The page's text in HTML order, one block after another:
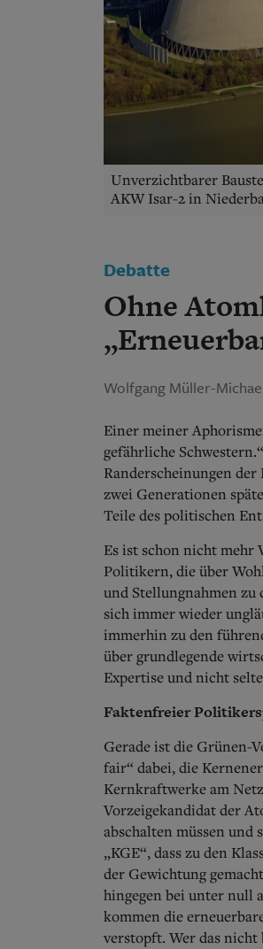
Unverzichtbarer
AKW Isar-2 in
Debatte
Ohne
Wolfgang Müller-
Einer meiner
gefährliche
Randerscheinungen
zwei Generationen
Teile des politischen
Es ist schon nicht mehr
Politikern, die über
und Stellungnahmen
sich immer wieder
immerhin zu den
über grundlegende
Expertise und nicht
Faktenfreier
Gerade ist die Grünen-
fair“ dabei, die
Kernkraftwerke am
Vorzeigekandidat der
abschalten müssen und
„KGE“, dass zu den
der Gewichtung
hingegen bei unter null
kommen die
verstopft. Wer das